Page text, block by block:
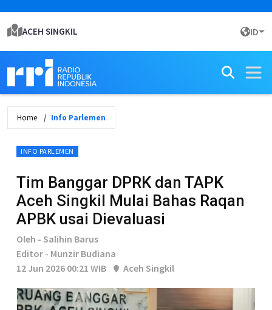
ACEH SINGKIL ID
Home Info Parlemen
INFO PARLEMEN
Tim Banggar DPRK dan TAPK
Aceh Singkil Mulai Bahas Raqan
APBK usai Dievaluasi
Oleh - Salihin Barus
Editor - Munzir Budiana
12 Jun 2026 00:21 WIB
Aceh Singkil